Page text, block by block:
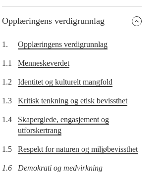
Opplæringens verdigrunnlag
1. Opplæringens verdigrunnlag
1.1 Menneskeverdet
1.2 Identitet og kulturelt mangfold
1.3 Kritisk tenkning og etisk bevissthet
1.4
Skaperglede, engasjement og
utforskertrang
1.5 Respekt for naturen og miljøbevissthet
1.6 Demokrati og medvirkning